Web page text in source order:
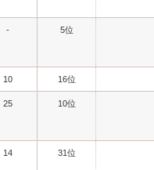
- 5位
10 16位
25 10位
14 31位